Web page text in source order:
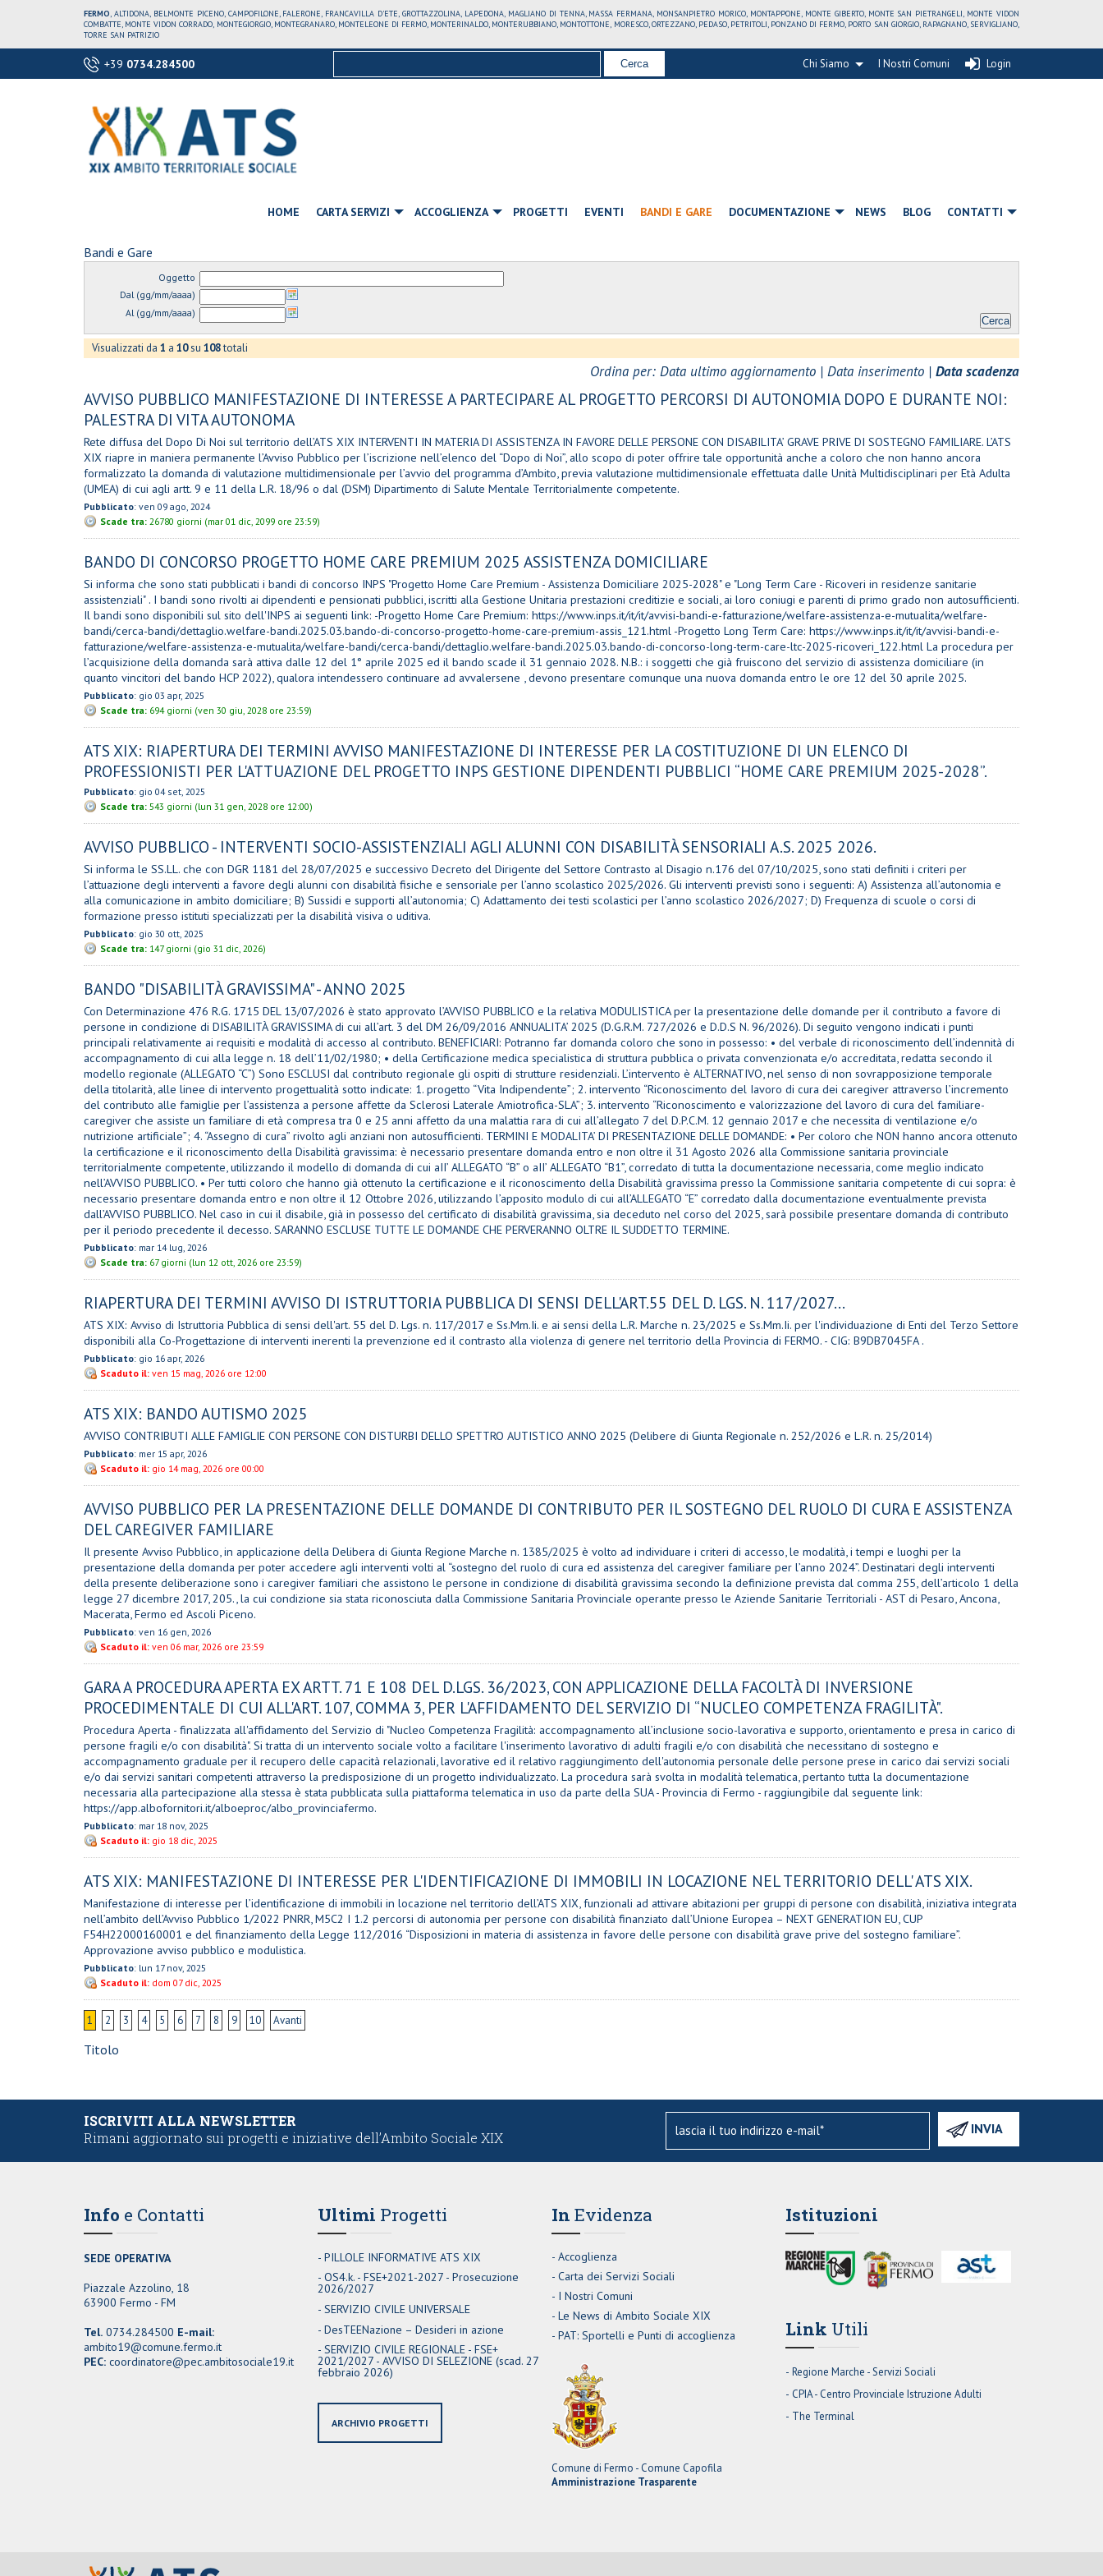
FERMO, ALTIDONA, BELMONTE PICENO, CAMPOFILONE, FALERONE, FRANCAVILLA D'ETE, GROTTAZZOLINA, LAPEDONA, MAGLIANO DI TENNA, MASSA FERMANA, MONSANPIETRO MORICO, MONTAPPONE, MONTE GIBERTO, MONTE SAN PIETRANGELI, MONTE VIDON
COMBATTE, MONTE VIDON CORRADO, MONTEGIORGIO, MONTEGRANARO, MONTELEONE DI FERMO, MONTERINALDO, MONTERUBBIANO, MONTOTTONE, MORESCO, ORTEZZANO, PEDASO, PETRITOLI, PONZANO DI FERMO, PORTO SAN GIORGIO, RAPAGNANO, SERVIGLIANO,
TORRE SAN PATRIZIO
+39 0734.284500 Chi Siamo I Nostri Comuni Login
HOME CARTA SERVIZI ACCOGLIENZA PROGETTI EVENTI BANDI E GARE DOCUMENTAZIONE NEWS BLOG CONTATTI
Bandi e Gare
Oggetto
Dal (gg/mm/aaaa)
Al (gg/mm/aaaa)
Visualizzati da 1 a 10su 108totali
Ordina per: Data ultimo aggiornamento | Data inserimento | Data scadenza
AVVISO PUBBLICO MANIFESTAZIONE DI INTERESSE A PARTECIPARE AL PROGETTO PERCORSI DI AUTONOMIA DOPO E DURANTE NOI:
PALESTRA DI VITA AUTONOMA
Rete diffusa del Dopo Di Noi sul territorio dell’ATS XIX INTERVENTI IN MATERIA DI ASSISTENZA IN FAVORE DELLE PERSONE CON DISABILITA’ GRAVE PRIVE DI SOSTEGNO FAMILIARE. L’ATS
XIX riapre in maniera permanente l’Avviso Pubblico per l’iscrizione nell’elenco del “Dopo di Noi”, allo scopo di poter offrire tale opportunità anche a coloro che non hanno ancora
formalizzato la domanda di valutazione multidimensionale per l’avvio del programma d’Ambito, previa valutazione multidimensionale effettuata dalle Unità Multidisciplinari per Età Adulta
(UMEA) di cui agli artt. 9 e 11 della L.R. 18/96 o dal (DSM) Dipartimento di Salute Mentale Territorialmente competente.
Pubblicato: ven 09 ago, 2024
Scade tra: 26780 giorni (mar 01 dic, 2099 ore 23:59)
BANDO DI CONCORSO PROGETTO HOME CARE PREMIUM 2025 ASSISTENZA DOMICILIARE
Si informa che sono stati pubblicati i bandi di concorso INPS "Progetto Home Care Premium - Assistenza Domiciliare 2025-2028" e "Long Term Care - Ricoveri in residenze sanitarie
assistenziali" . I bandi sono rivolti ai dipendenti e pensionati pubblici, iscritti alla Gestione Unitaria prestazioni creditizie e sociali, ai loro coniugi e parenti di primo grado non autosufficienti.
Il bandi sono disponibili sul sito dell'INPS ai seguenti link: -Progetto Home Care Premium: https://www.inps.it/it/it/avvisi-bandi-e-fatturazione/welfare-assistenza-e-mutualita/welfare-
bandi/cerca-bandi/dettaglio.welfare-bandi.2025.03.bando-di-concorso-progetto-home-care-premium-assis_121.html -Progetto Long Term Care: https://www.inps.it/it/it/avvisi-bandi-e-
fatturazione/welfare-assistenza-e-mutualita/welfare-bandi/cerca-bandi/dettaglio.welfare-bandi.2025.03.bando-di-concorso-long-term-care-ltc-2025-ricoveri_122.html La procedura per
l’acquisizione della domanda sarà attiva dalle 12 del 1° aprile 2025 ed il bando scade il 31 gennaio 2028. N.B.: i soggetti che già fruiscono del servizio di assistenza domiciliare (in
quanto vincitori del bando HCP 2022), qualora intendessero continuare ad avvalersene , devono presentare comunque una nuova domanda entro le ore 12 del 30 aprile 2025.
Pubblicato: gio 03 apr, 2025
Scade tra: 694 giorni (ven 30 giu, 2028 ore 23:59)
ATS XIX: RIAPERTURA DEI TERMINI AVVISO MANIFESTAZIONE DI INTERESSE PER LA COSTITUZIONE DI UN ELENCO DI
PROFESSIONISTI PER L'ATTUAZIONE DEL PROGETTO INPS GESTIONE DIPENDENTI PUBBLICI “HOME CARE PREMIUM 2025-2028”.
Pubblicato: gio 04 set, 2025
Scade tra: 543 giorni (lun 31 gen, 2028 ore 12:00)
AVVISO PUBBLICO - INTERVENTI SOCIO-ASSISTENZIALI AGLI ALUNNI CON DISABILITÀ SENSORIALI A.S. 2025 2026.
Si informa le SS.LL. che con DGR 1181 del 28/07/2025 e successivo Decreto del Dirigente del Settore Contrasto al Disagio n.176 del 07/10/2025, sono stati definiti i criteri per
l’attuazione degli interventi a favore degli alunni con disabilità fisiche e sensoriale per l’anno scolastico 2025/2026. Gli interventi previsti sono i seguenti: A) Assistenza all’autonomia e
alla comunicazione in ambito domiciliare; B) Sussidi e supporti all’autonomia; C) Adattamento dei testi scolastici per l’anno scolastico 2026/2027; D) Frequenza di scuole o corsi di
formazione presso istituti specializzati per la disabilità visiva o uditiva.
Pubblicato: gio 30 ott, 2025
Scade tra: 147 giorni (gio 31 dic, 2026)
BANDO "DISABILITÀ GRAVISSIMA" - ANNO 2025
Con Determinazione 476 R.G. 1715 DEL 13/07/2026 è stato approvato l’AVVISO PUBBLICO e la relativa MODULISTICA per la presentazione delle domande per il contributo a favore di
persone in condizione di DISABILITÀ GRAVISSIMA di cui all’art. 3 del DM 26/09/2016 ANNUALITA’ 2025 (D.G.R.M. 727/2026 e D.D.S N. 96/2026). Di seguito vengono indicati i punti
principali relativamente ai requisiti e modalità di accesso al contributo. BENEFICIARI: Potranno far domanda coloro che sono in possesso: • del verbale di riconoscimento dell’indennità di
accompagnamento di cui alla legge n. 18 dell’11/02/1980; • della Certificazione medica specialistica di struttura pubblica o privata convenzionata e/o accreditata, redatta secondo il
modello regionale (ALLEGATO “C”) Sono ESCLUSI dal contributo regionale gli ospiti di strutture residenziali. L’intervento è ALTERNATIVO, nel senso di non sovrapposizione temporale
della titolarità, alle linee di intervento progettualità sotto indicate: 1. progetto “Vita Indipendente”; 2. intervento “Riconoscimento del Iavoro di cura dei caregiver attraverso l’incremento
del contributo alle famiglie per l’assistenza a persone affette da Sclerosi Laterale Amiotrofica-SLA”; 3. intervento “Riconoscimento e valorizzazione del lavoro di cura del familiare-
caregiver che assiste un familiare di età compresa tra 0 e 25 anni affetto da una malattia rara di cui all’allegato 7 del D.P.C.M. 12 gennaio 2017 e che necessita di ventilazione e/o
nutrizione artificiale”; 4. “Assegno di cura” rivolto agli anziani non autosufficienti. TERMINI E MODALITA’ DI PRESENTAZIONE DELLE DOMANDE: • Per coloro che NON hanno ancora ottenuto
la certificazione e il riconoscimento della Disabilità gravissima: è necessario presentare domanda entro e non oltre il 31 Agosto 2026 alla Commissione sanitaria provinciale
territorialmente competente, utilizzando il modello di domanda di cui aII’ ALLEGATO “B” o aII’ ALLEGATO “B1”, corredato di tutta la documentazione necessaria, come meglio indicato
nell’AVVISO PUBBLICO. • Per tutti coloro che hanno già ottenuto la certificazione e il riconoscimento della Disabilità gravissima presso la Commissione sanitaria competente di cui sopra: è
necessario presentare domanda entro e non oltre il 12 Ottobre 2026, utilizzando l’apposito modulo di cui all’ALLEGATO “E” corredato dalla documentazione eventualmente prevista
dall’AVVISO PUBBLICO. Nel caso in cui il disabile, già in possesso del certificato di disabilità gravissima, sia deceduto nel corso del 2025, sarà possibile presentare domanda di contributo
per il periodo precedente il decesso. SARANNO ESCLUSE TUTTE LE DOMANDE CHE PERVERANNO OLTRE IL SUDDETTO TERMINE.
Pubblicato: mar 14 lug, 2026
Scade tra: 67 giorni (lun 12 ott, 2026 ore 23:59)
RIAPERTURA DEI TERMINI AVVISO DI ISTRUTTORIA PUBBLICA DI SENSI DELL'ART.55 DEL D. LGS. N. 117/2027...
ATS XIX: Avviso di Istruttoria Pubblica di sensi dell'art. 55 del D. Lgs. n. 117/2017 e Ss.Mm.Ii. e ai sensi della L.R. Marche n. 23/2025 e Ss.Mm.Ii. per l'individuazione di Enti del Terzo Settore
disponibili alla Co-Progettazione di interventi inerenti la prevenzione ed il contrasto alla violenza di genere nel territorio della Provincia di FERMO. - CIG: B9DB7045FA .
Pubblicato: gio 16 apr, 2026
Scaduto il: ven 15 mag, 2026 ore 12:00
ATS XIX: BANDO AUTISMO 2025
AVVISO CONTRIBUTI ALLE FAMIGLIE CON PERSONE CON DISTURBI DELLO SPETTRO AUTISTICO ANNO 2025 (Delibere di Giunta Regionale n. 252/2026 e L.R. n. 25/2014)
Pubblicato: mer 15 apr, 2026
Scaduto il: gio 14 mag, 2026 ore 00:00
AVVISO PUBBLICO PER LA PRESENTAZIONE DELLE DOMANDE DI CONTRIBUTO PER IL SOSTEGNO DEL RUOLO DI CURA E ASSISTENZA
DEL CAREGIVER FAMILIARE
Il presente Avviso Pubblico, in applicazione della Delibera di Giunta Regione Marche n. 1385/2025 è volto ad individuare i criteri di accesso, le modalità, i tempi e luoghi per la
presentazione della domanda per poter accedere agli interventi volti al “sostegno del ruolo di cura ed assistenza del caregiver familiare per l’anno 2024”. Destinatari degli interventi
della presente deliberazione sono i caregiver familiari che assistono le persone in condizione di disabilità gravissima secondo la definizione prevista dal comma 255, dell’articolo 1 della
legge 27 dicembre 2017, 205., la cui condizione sia stata riconosciuta dalla Commissione Sanitaria Provinciale operante presso le Aziende Sanitarie Territoriali - AST di Pesaro, Ancona,
Macerata, Fermo ed Ascoli Piceno.
Pubblicato: ven 16 gen, 2026
Scaduto il: ven 06 mar, 2026 ore 23:59
GARA A PROCEDURA APERTA EX ARTT. 71 E 108 DEL D.LGS. 36/2023, CON APPLICAZIONE DELLA FACOLTÀ DI INVERSIONE
PROCEDIMENTALE DI CUI ALL'ART. 107, COMMA 3, PER L'AFFIDAMENTO DEL SERVIZIO DI “NUCLEO COMPETENZA FRAGILITÀ".
Procedura Aperta - finalizzata all'affidamento del Servizio di "Nucleo Competenza Fragilità: accompagnamento all’inclusione socio-lavorativa e supporto, orientamento e presa in carico di
persone fragili e/o con disabilità". Si tratta di un intervento sociale volto a facilitare l'inserimento lavorativo di adulti fragili e/o con disabilità che necessitano di sostegno e
accompagnamento graduale per il recupero delle capacità relazionali, lavorative ed il relativo raggiungimento dell'autonomia personale delle persone prese in carico dai servizi sociali
e/o dai servizi sanitari competenti attraverso la predisposizione di un progetto individualizzato. La procedura sarà svolta in modalità telematica, pertanto tutta la documentazione
necessaria alla partecipazione alla stessa è stata pubblicata sulla piattaforma telematica in uso da parte della SUA - Provincia di Fermo - raggiungibile dal seguente link:
https://app.albofornitori.it/alboeproc/albo_provinciafermo.
Pubblicato: mar 18 nov, 2025
Scaduto il: gio 18 dic, 2025
ATS XIX: MANIFESTAZIONE DI INTERESSE PER L'IDENTIFICAZIONE DI IMMOBILI IN LOCAZIONE NEL TERRITORIO DELL' ATS XIX.
Manifestazione di interesse per l’identificazione di immobili in locazione nel territorio dell’ATS XIX, funzionali ad attivare abitazioni per gruppi di persone con disabilità, iniziativa integrata
nell’ambito dell’Avviso Pubblico 1/2022 PNRR, M5C2 I 1.2 percorsi di autonomia per persone con disabilità finanziato dall’Unione Europea – NEXT GENERATION EU, CUP
F54H22000160001 e del finanziamento della Legge 112/2016 “Disposizioni in materia di assistenza in favore delle persone con disabilità grave prive del sostegno familiare”.
Approvazione avviso pubblico e modulistica.
Pubblicato: lun 17 nov, 2025
Scaduto il: dom 07 dic, 2025
1 2 3 4 5 6 7 8 9 10 Avanti
Titolo
ISCRIVITI ALLA NEWSLETTER
Rimani aggiornato sui progetti e iniziative dell’Ambito Sociale XIX
Info e Contatti
SEDE OPERATIVA
Piazzale Azzolino, 18
63900 Fermo - FM
Tel. 0734.284500 E-mail:
ambito19@comune.fermo.it
PEC: coordinatore@pec.ambitosociale19.it
Ultimi Progetti
PILLOLE INFORMATIVE ATS XIX
OS4.k. - FSE+2021-2027 - Prosecuzione
2026/2027
SERVIZIO CIVILE UNIVERSALE
DesTEENazione – Desideri in azione
SERVIZIO CIVILE REGIONALE - FSE+
2021/2027 - AVVISO DI SELEZIONE (scad. 27
febbraio 2026)
ARCHIVIO PROGETTI
In Evidenza
Accoglienza
Carta dei Servizi Sociali
I Nostri Comuni
Le News di Ambito Sociale XIX
PAT: Sportelli e Punti di accoglienza
Comune di Fermo - Comune Capofila
Amministrazione Trasparente
Istituzioni
Link Utili
Regione Marche - Servizi Sociali
CPIA - Centro Provinciale Istruzione Adulti
The Terminal